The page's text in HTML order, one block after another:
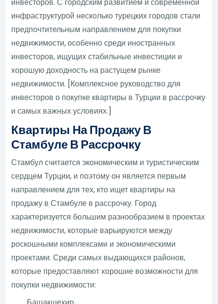
инфраструктурой несколько турецких городов стали
предпочтительным направлением для покупки
недвижимости, особенно среди иностранных
инвесторов, ищущих стабильные инвестиции и
хорошую доходность на растущем рынке
недвижимости. [Комплексное руководство для
инвесторов о покупке квартиры в Турции в рассрочку
и самых важных условиях.]
Квартиры На Продажу В
Стамбуле В Рассрочку
Стамбул считается экономическим и туристическим
сердцем Турции, и поэтому он является первым
направлением для тех, кто ищет квартиры на
продажу в Стамбуле в рассрочку. Город
характеризуется большим разнообразием в проектах
недвижимости, которые варьируются между
роскошными комплексами и экономическими
проектами. Среди самых выдающихся районов,
которые предоставляют хорошие возможности для
покупки недвижимости: